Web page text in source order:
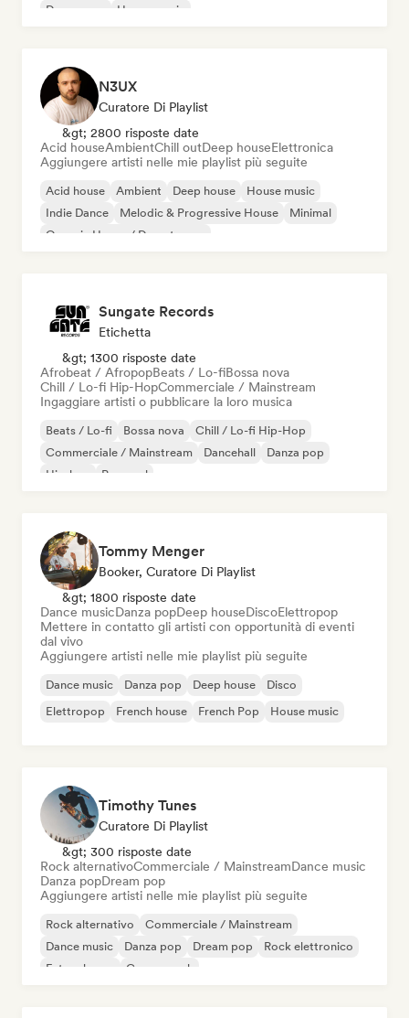
Dream pop
House music
N3UX
Curatore Di Playlist
&gt; 2800 risposte date
Acid houseAmbientChill outDeep houseElettronica
Aggiungere artisti nelle mie playlist più seguite
Acid house Ambient Deep house
House music
Indie Dance
Melodic & Progressive House
Minimal
Organic House / Downtempo
Sungate Records
Etichetta
&gt; 1300 risposte date
Afrobeat / AfropopBeats / Lo-fiBossa nova
Chill / Lo-fi Hip-HopCommerciale / Mainstream
Ingaggiare artisti o pubblicare la loro musica
Beats / Lo-fi Bossa nova
Chill / Lo-fi Hip-Hop
Commerciale / Mainstream
Dancehall
Danza pop
Hip-hop
Pop soul
Tommy Menger
Booker, Curatore Di Playlist
&gt; 1800 risposte date
Dance musicDanza popDeep houseDiscoElettropop
Mettere in contatto gli artisti con opportunità di eventi
dal vivo
Aggiungere artisti nelle mie playlist più seguite
Dance music Danza pop Deep house
Disco
Elettropop
French house French Pop House music
Timothy Tunes
Curatore Di Playlist
&gt; 300 risposte date
Rock alternativoCommerciale / MainstreamDance music
Danza popDream pop
Aggiungere artisti nelle mie playlist più seguite
Rock alternativo
Commerciale / Mainstream
Dance music
Danza pop Dream pop
Rock elettronico
Future house
Garage rock